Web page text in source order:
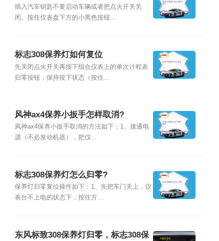
插入汽车钥匙不要启动车辆或者把点火开关关
闭。按住仪表盘下方的小黑色按钮...
标志308保养灯如何复位
先关闭点火开关再按下组合仪表上的单次计程表
归零按钮，保持按下状态（按住...
风神ax4保养小扳手怎样取消?
风神ax4保养小扳手取消的方法如下：1、接通电
源（不必发动机器），把仪...
标志308保养灯怎么归零?
保养灯归零复位操作如下：1、先把车门关上，仪
表台不上电的状态下，按住方...
东风标致308保养灯归零，标志308保